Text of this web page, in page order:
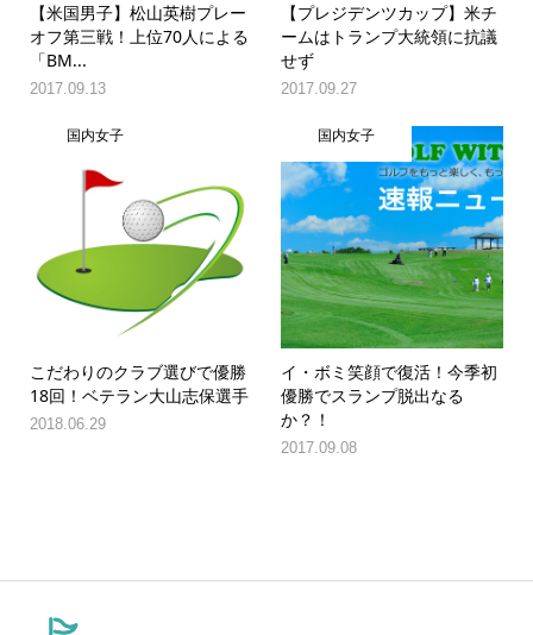
【米国男子】松山英樹プレー
オフ第三戦！上位70人による
「BM...
2017.09.13
【プレジデンツカップ】米チ
ームはトランプ大統領に抗議
せず
2017.09.27
国内女子
こだわりのクラブ選びで優勝
18回！ベテラン大山志保選手
2018.06.29
国内女子
イ・ボミ笑顔で復活！今季初
優勝でスランプ脱出なる
か？！
2017.09.08